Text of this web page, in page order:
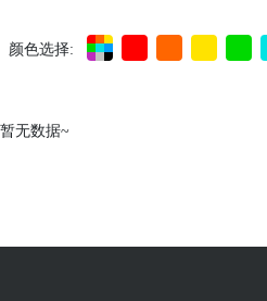
颜色选择:
暂无数据~